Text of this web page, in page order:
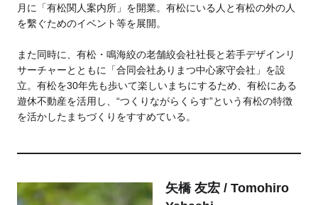
月に「有松関人案内所」を開業。 有松にいる人と有松の外の人
を繫ぐためのイベント等を展開。
また同時に、有松・鳴海絞の老舗絞会社社長と若手デザインリ
サーチャーとともに「合同会社ありまつ中心家守会社」を設
立。有松を30年先も歩いて楽しいまちにするため、有松にある
遊休不動産を活用し、“つくりながらくらす”という有松の特徴
を活かしたまちづくりをすすめている。
矢橋 友宏 / Tomohiro